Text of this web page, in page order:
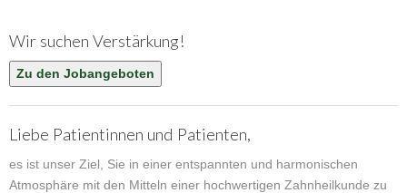
Wir suchen Verstärkung!
Zu den Jobangeboten
Liebe Patientinnen und Patienten,
es ist unser Ziel, Sie in einer entspannten und harmonischen
Atmosphäre mit den Mitteln einer hochwertigen Zahnheilkunde zu